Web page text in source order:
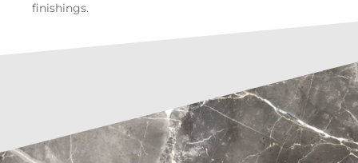
finishings.